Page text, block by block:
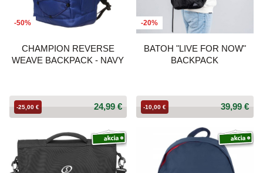
-50%
CHAMPION REVERSE
WEAVE BACKPACK - NAVY
24,99 €
-25,00 €
-20%
BATOH "LIVE FOR NOW"
BACKPACK
39,99 €
-10,00 €